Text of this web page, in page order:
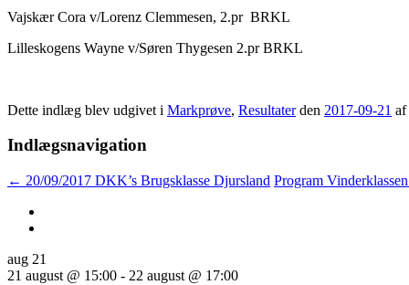
Vajskær Cora v/Lorenz Clemmesen, 2.pr BRKL
Lilleskogens Wayne v/Søren Thygesen 2.pr BRKL
Dette indlæg blev udgivet i Markprøve, Resultaterden 2017-09-21 af
Indlægsnavigation
← 20/09/2017 DKK’s Brugsklasse Djursland Program
aug 21
21 august @ 15:00 - 22 august @ 17:00